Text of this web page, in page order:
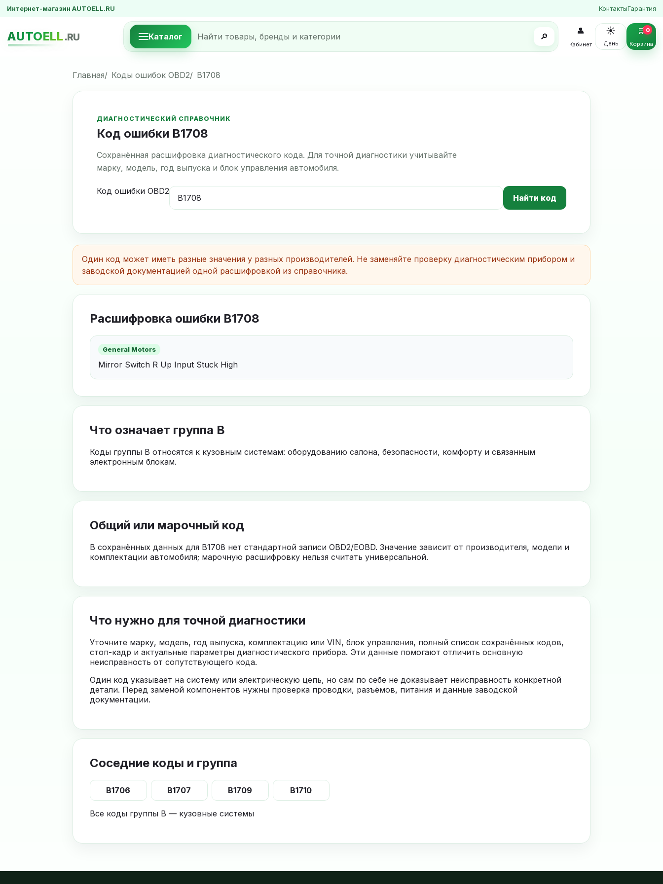
Интернет-магазин AUTOELL.RU КонтактыГарантия
AUTOELL.RU Каталог 🔎
👤
Кабинет
☀️
День
🛒
Корзина
0
Главная Коды ошибок OBD2 B1708
ДИАГНОСТИЧЕСКИЙ СПРАВОЧНИК
Код ошибки B1708
Сохранённая расшифровка диагностического кода. Для точной диагностики учитывайте
марку, модель, год выпуска и блок управления автомобиля.
Код ошибки OBD2
Найти код
Один код может иметь разные значения у разных производителей. Не заменяйте проверку диагностическим прибором и
заводской документацией одной расшифровкой из справочника.
Расшифровка ошибки B1708
General Motors
Mirror Switch R Up Input Stuck High
Что означает группа B
Коды группы B относятся к кузовным системам: оборудованию салона, безопасности, комфорту и связанным
электронным блокам.
Общий или марочный код
В сохранённых данных для B1708 нет стандартной записи OBD2/EOBD. Значение зависит от производителя, модели и
комплектации автомобиля; марочную расшифровку нельзя считать универсальной.
Что нужно для точной диагностики
Уточните марку, модель, год выпуска, комплектацию или VIN, блок управления, полный список сохранённых кодов,
стоп-кадр и актуальные параметры диагностического прибора. Эти данные помогают отличить основную
неисправность от сопутствующего кода.
Один код указывает на систему или электрическую цепь, но сам по себе не доказывает неисправность конкретной
детали. Перед заменой компонентов нужны проверка проводки, разъёмов, питания и данные заводской
документации.
Соседние коды и группа
B1706 B1707 B1709 B1710
Все коды группы B — кузовные системы